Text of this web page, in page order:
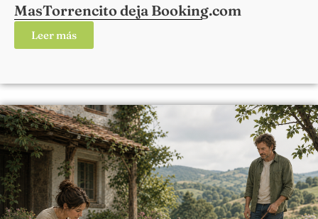
MasTorrencito deja Booking.com
Leer más